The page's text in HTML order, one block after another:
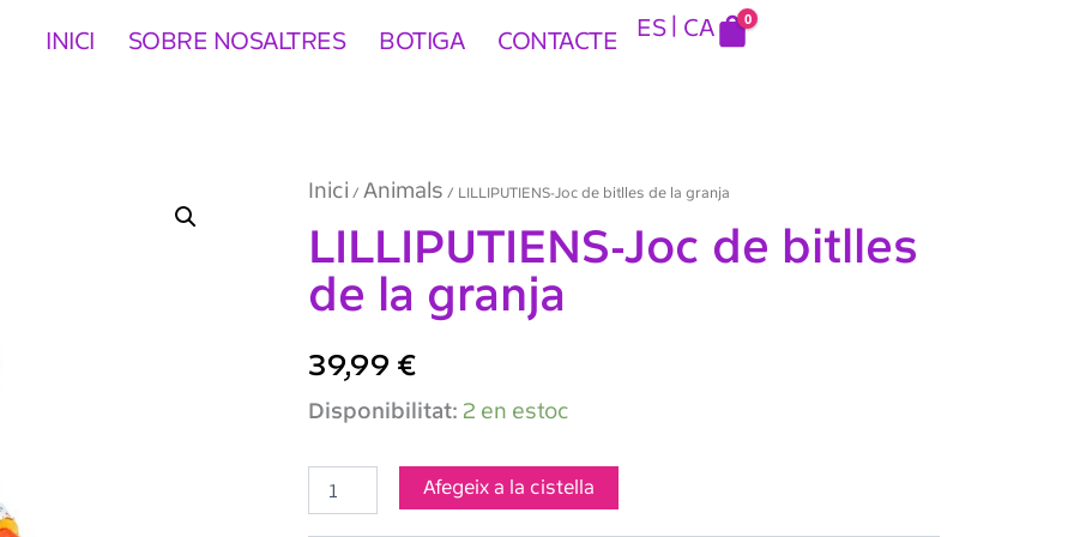
INICI SOBRE NOSALTRES BOTIGA CONTACTE ES CA 0
Inici / Animals / LILLIPUTIENS-Joc de bitlles de la granja
LILLIPUTIENS-Joc de bitlles
de la granja
39,99 €
Disponibilitat: 2 en estoc
quantitat
Afegeix a la cistella